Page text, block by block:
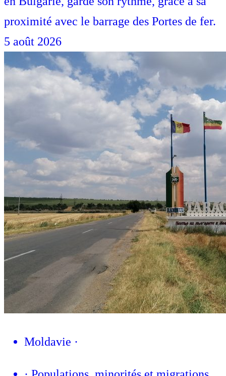
proximité avec le barrage des Portes de fer.
5 août 2026
Moldavie ·